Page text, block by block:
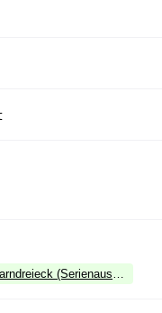
(Serienausstattung